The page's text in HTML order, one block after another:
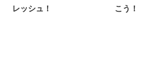
レッシュ！
こう！